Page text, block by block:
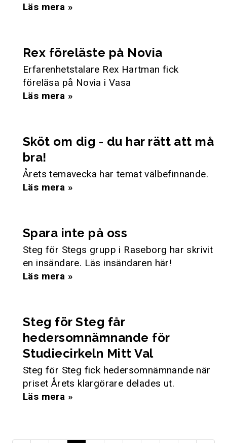
Läs mera »
Rex föreläste på Novia
Erfarenhetstalare Rex Hartman fick
föreläsa på Novia i Vasa
Läs mera »
Sköt om dig - du har rätt att må
bra!
Årets temavecka har temat välbefinnande.
Läs mera »
Spara inte på oss
Steg för Stegs grupp i Raseborg har skrivit
en insändare. Läs insändaren här!
Läs mera »
Steg för Steg får
hedersomnämnande för
Studiecirkeln Mitt Val
Steg för Steg fick hedersomnämnande när
priset Årets klargörare delades ut.
Läs mera »